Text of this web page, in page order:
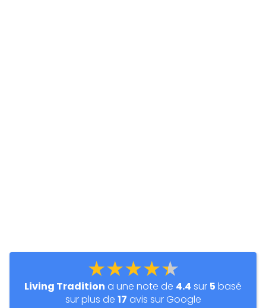
★★★★★
Living Tradition a une note de 4.4 sur 5 basé
sur plus de 17 avis sur Google